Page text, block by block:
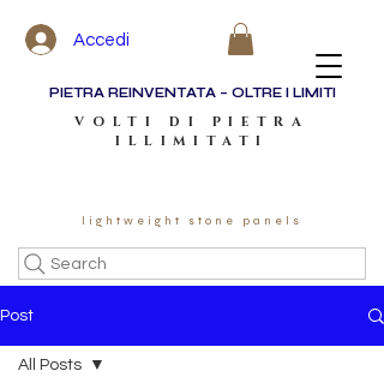
Accedi
Search
PIETRA REINVENTATA – OLTRE I LIMITI
VOLTI DI PIETRA
ILLIMITATI
lightweight stone panels
Post
All Posts